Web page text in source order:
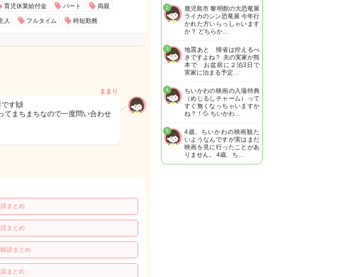
育児休業給付金 パート 両親
人 フルタイム 時短勤務
ままり
す🙌
てまちまちなので一度問い合わせ
まとめ
まとめ
談まとめ
まとめ
鹿児島市 黎明館の大恐竜展
ライカのシン恐竜展 今年行
かれた方いらっしゃいます
か？ どちらか…
2
地震あと 帰省は控えるべ
きですよね？ 夫の実家が熊
本で お盆前に２泊3日で
実家に泊まる予定…
3
ちいかわの映画の入場特典
（めじるしチャーム）って
すぐ無くなっちゃいますか
ね？！💦 ちいかわ…
4
4歳、ちいかわの映画観た
いようなんですが実はまだ
映画を見に行ったことがあ
りません。 4歳、ち…
5